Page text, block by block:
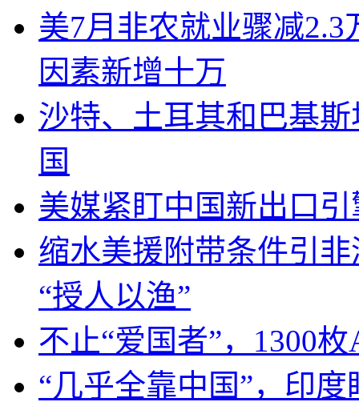
美7月非农就业骤减
因素新增十万
沙特、土耳其和巴基
国
美媒紧盯中国新出口
缩水美援附带条件引
“授人以渔”
不止“爱国者”，1300
“几乎全靠中国”，印